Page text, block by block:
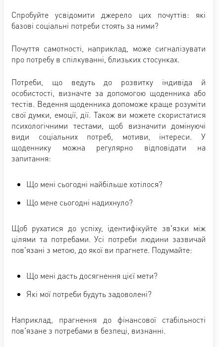
Спробуйте усвідомити джерело цих почуттів: які
базові соціальні потреби стоять за ними?
Почуття самотності, наприклад, може сигналізувати
про потребу в спілкуванні, близьких стосунках.
Потреби, що ведуть до розвитку індивіда й
особистості, визначте за допомогою щоденника або
тестів. Ведення щоденника допоможе краще розуміти
свої думки, емоції, дії. Також ви можете скористатися
психологічними тестами, щоб визначити домінуючі
види соціальних потреб, мотиви, інтереси. У
щоденнику можна регулярно відповідати на
запитання:
Що мені сьогодні найбільше хотілося?
Що мене сьогодні надихнуло?
Щоб рухатися до успіху, ідентифікуйте зв'язки між
цілями та потребами. Усі потреби людини зазвичай
пов'язані з метою, до якої ви прагнете. Подумайте:
Що мені дасть досягнення цієї мети?
Які мої потреби будуть задоволені?
Наприклад, прагнення до фінансової стабільності
пов'язане з потребами в безпеці, визнанні.